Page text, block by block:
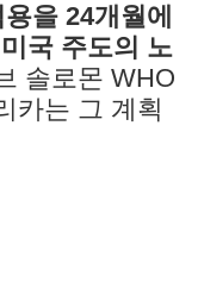
용을 24개월에
국 주도의 노
솔로몬 WHO
카는 그 계획